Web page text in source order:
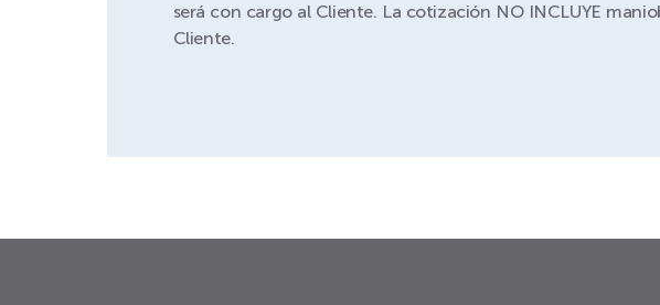
será con cargo al Cliente. La cotización NO INCLUYE
Cliente.